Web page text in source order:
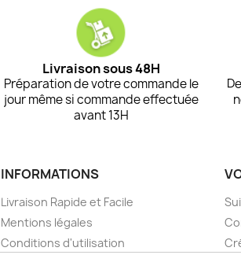
Livraison sous 48H
Préparation de votre commande le
jour même si commande effectuée
avant 13H
INFORMATIONS
Livraison Rapide et Facile
Mentions légales
Conditions d'utilisation